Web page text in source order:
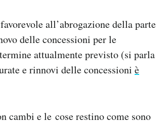
all’abrogazione della parte
delle concessioni per le
attualmente previsto (si parla
e rinnovi delle concessioni è
cambi e le cose restino come sono